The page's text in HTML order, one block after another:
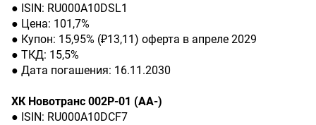
● ISIN: RU000A10DSL1
● Цена: 101,7%
● Купон: 15,95% (₽13,11) оферта в апреле 2029
● ТКД: 15,5%
● Дата погашения: 16.11.2030
ХК Новотранс 002P-01 (АА-)
● ISIN: RU000A10DCF7